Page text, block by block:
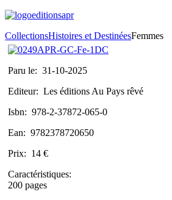
CollectionsHistoires et DestinéesFemmes
Paru le: 31-10-2025
Editeur: Les éditions Au Pays rêvé
Isbn: 978-2-37872-065-0
Ean: 9782378720650
Prix: 14 €
Caractéristiques:
200 pages